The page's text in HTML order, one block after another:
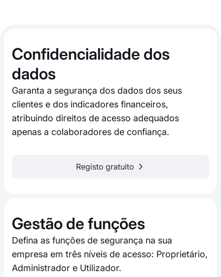
Confidencialidade dos
dados
Garanta a segurança dos dados dos seus
clientes e dos indicadores financeiros,
atribuindo direitos de acesso adequados
apenas a colaboradores de confiança.
Registo gratuito
Gestão de funções
Defina as funções de segurança na sua
empresa em três níveis de acesso: Proprietário,
Administrador e Utilizador.